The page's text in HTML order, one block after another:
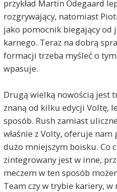
przykład Martin Odegaard
rozgrywający, natomiast
jako pomocnik biegający od
karnego. Teraz na dobrą
formacji trzeba myśleć o
wpasuje.
Drugą wielką nowością jest
znaną od kilku edycji Voltę,
sposób. Rush zamiast
właśnie z Volty, oferuje
dużo mniejszym boisku. Co
zintegrowany jest w inne,
meczem w ten sposób
Team czy w trybie kariery,